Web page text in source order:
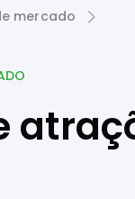
mercado